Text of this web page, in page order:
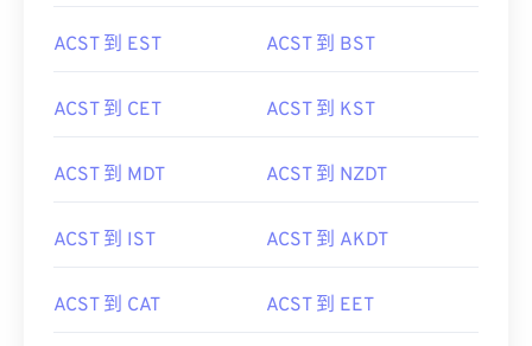
ACST 到 EST ACST 到 BST
ACST 到 CET ACST 到 KST
ACST 到 MDT ACST 到 NZDT
ACST 到 IST ACST 到 AKDT
ACST 到 CAT ACST 到 EET